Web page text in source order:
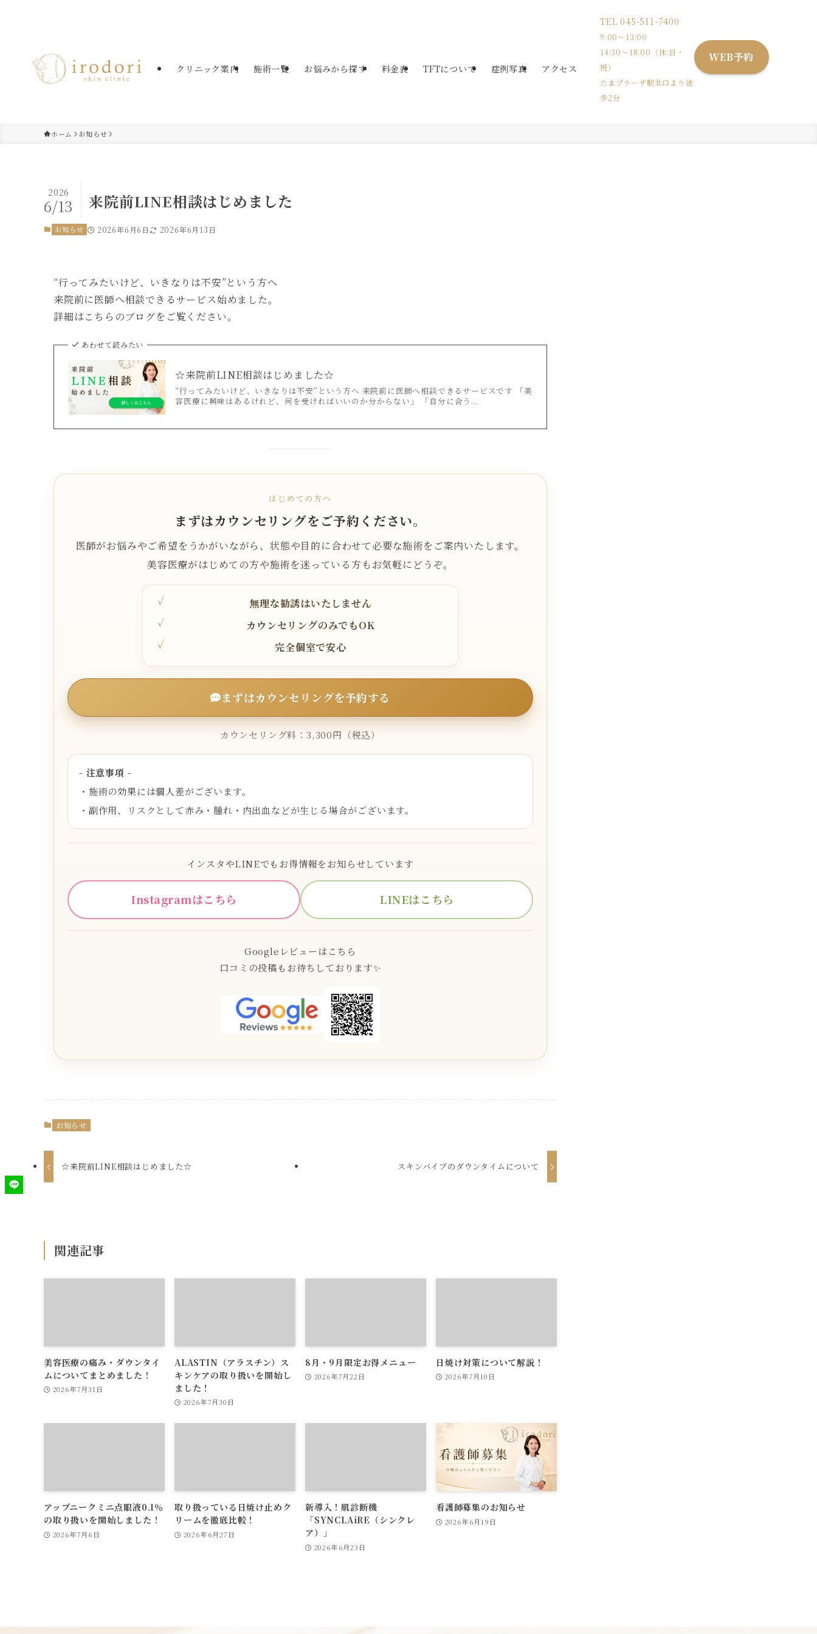
クリニック案内 施術一覧 お悩みから探す 料金表 TFTについて 症例写真 アクセス
TEL 045-511-7400
9:00〜13:00
14:30〜18:00（休:日・
祝）
たまプラーザ駅北口より徒
歩2分
WEB予約
ホーム お知らせ
来院前LINE相談はじめました
2026
6/13
お知らせ 2026年6月6日 2026年6月13日
“行ってみたいけど、いきなりは不安”という方へ
来院前に医師へ相談できるサービス始めました。
詳細はこちらのブログをご覧ください。
あわせて読みたい
☆来院前LINE相談はじめました☆
“行ってみたいけど、いきなりは不安”という方へ 来院前に医師へ相談できるサービスです 「美
容医療に興味はあるけれど、何を受ければいいのか分からない」 「自分に合う...
はじめての方へ
まずはカウンセリングをご予約ください。
医師がお悩みやご希望をうかがいながら、状態や目的に合わせて必要な施術をご案内いたします。
美容医療がはじめての方や施術を迷っている方もお気軽にどうぞ。
無理な勧誘はいたしません
カウンセリングのみでもOK
完全個室で安心
まずはカウンセリングを予約する
カウンセリング料：3,300円（税込）
- 注意事項 -
・施術の効果には個人差がございます。
・副作用、リスクとして赤み・腫れ・内出血などが生じる場合がございます。
インスタやLINEでもお得情報をお知らせしています
Instagramはこちら LINEはこちら
Googleレビューはこちら
口コミの投稿もお待ちしております✨
お知らせ
☆来院前LINE相談はじめました☆ スキンバイブのダウンタイムについて
関連記事
美容医療の痛み・ダウンタイ
ムについてまとめました！
2026年7月31日
ALASTIN（アラスチン）ス
キンケアの取り扱いを開始し
ました！
2026年7月30日
8月・9月限定お得メニュー
2026年7月22日
日焼け対策について解説！
2026年7月10日
アップニークミニ点眼液0.1％
の取り扱いを開始しました！
2026年7月6日
取り扱っている日焼け止めク
リームを徹底比較！
2026年6月27日
新導入！肌診断機
「SYNCLAiRE（シンクレ
ア）」
2026年6月23日
看護師募集のお知らせ
2026年6月19日